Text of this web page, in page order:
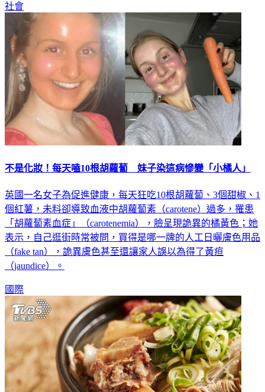
社會
不是化妝！每天嗑10根胡蘿蔔 妹子染這病慘變「小橘人」
英國一名女子為促進健康，每天狂吃10根胡蘿蔔、3個甜椒、1
個紅薯，未料卻導致血液中胡蘿蔔素（carotene）過多，罹患
「胡蘿蔔素血症」（carotenemia），臉呈現詭異的橘黃色；她
表示，自己逛街時常被問，買得是哪一牌的人工日曬膚色用品
（fake tan），詭異膚色甚至還讓家人誤以為得了黃疸
（jaundice）。
國際